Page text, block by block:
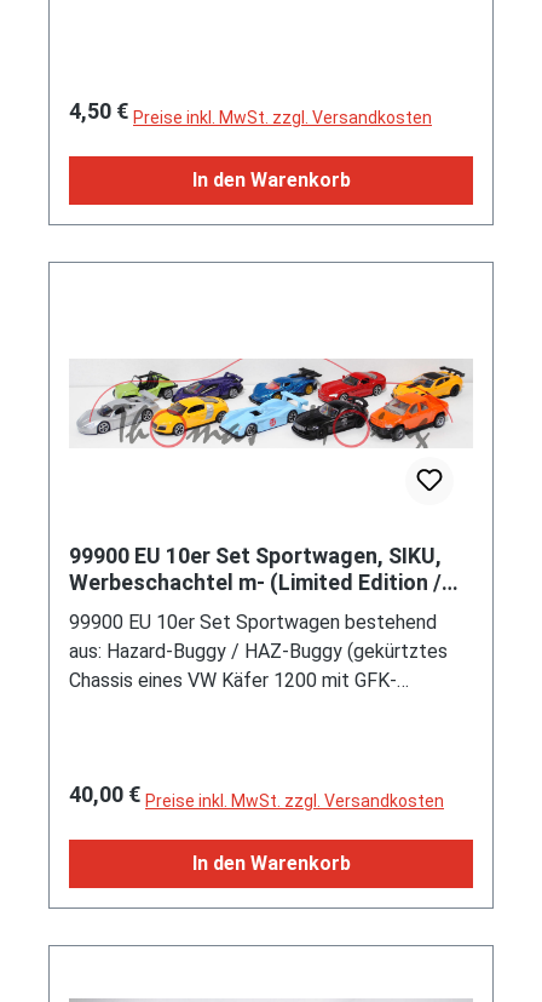
Regulärer Preis:
4,50 € Preise inkl. MwSt. zzgl. Versandkosten
In den Warenkorb
99900 EU 10er Set Sportwagen, SIKU,
Werbeschachtel m- (Limited Edition /
SPECIAL EDITION)
99900 EU 10er Set Sportwagen bestehend
aus: Hazard-Buggy / HAZ-Buggy (gekürtztes
Chassis eines VW Käfer 1200 mit GFK-
Gisela Kühn Stadtbahnstraße 94 2000 Hamburg
gleicher Anschrift (1990-1992), Motor:
Volkswagen Typ 122/2 1,2 l luftgekühlter
Vierzylinder-Boxer-Viertakt-Otto mit einem
Solex 28 PICT-1 Fallstromvergaser und einer
Regulärer Preis:
40,00 € Preise inkl. MwSt. zzgl. Versandkosten
In den Warenkorb